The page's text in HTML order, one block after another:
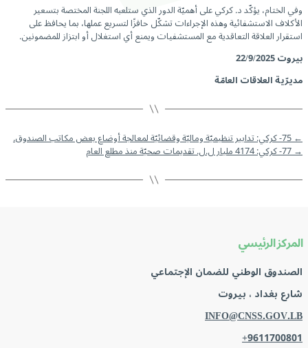
وفي الختام، يؤكّد د. كركي على أهميّة الدور الذي ستلعبه اللجنة المختصة بتسعير
الأكلاف الاستشفائية وهذه الإجراءات تشكّل حافزًا لتسريع عملها، بما يحافظ على
استقرار العلاقة التعاقدية مع المستشفيات ويمنع أي استغلال أو ابتزاز للمضمونين.
بيروت22/9/2025
مديرّية العلاقات العامّة
←75- كركي: تدابير تنظيميّة وماليّة وقضائيّة لمعالجة أوضاع بعض مكاتب الصندوق.
→77- كركي: 4174 مليار ل.ل. تقديمات صحيّة منذ مطلع العام
المركز الرئيسي
الصندوق الوطني للضمان الإجتماعي
شارع بغداد ، بيروت
INFO@CNSS.GOV.LB
+9611700801